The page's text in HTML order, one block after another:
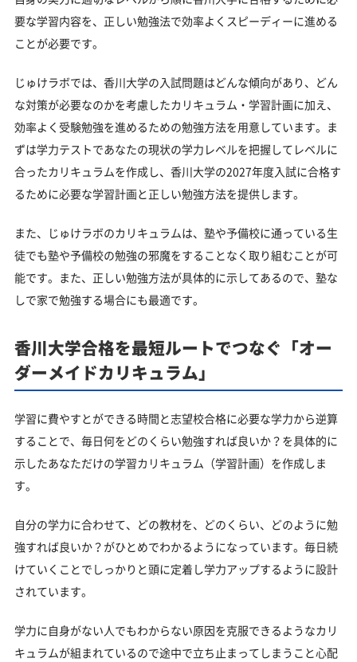
要な学習内容を、正しい勉強法で効率よくスピーディーに進める
ことが必要です。
じゅけラボでは、香川大学の入試問題はどんな傾向があり、どん
な対策が必要なのかを考慮したカリキュラム・学習計画に加え、
効率よく受験勉強を進めるための勉強方法を用意しています。ま
ずは学力テストであなたの現状の学力レベルを把握してレベルに
合ったカリキュラムを作成し、香川大学の2027年度入試に合格す
るために必要な学習計画と正しい勉強方法を提供します。
また、じゅけラボのカリキュラムは、塾や予備校に通っている生
徒でも塾や予備校の勉強の邪魔をすることなく取り組むことが可
能です。また、正しい勉強方法が具体的に示してあるので、塾な
しで家で勉強する場合にも最適です。
香川大学合格を最短ルートでつなぐ「オー
ダーメイドカリキュラム」
学習に費やすとができる時間と志望校合格に必要な学力から逆算
することで、毎日何をどのくらい勉強すれば良いか？を具体的に
示したあなただけの学習カリキュラム（学習計画）を作成しま
す。
自分の学力に合わせて、どの教材を、どのくらい、どのように勉
強すれば良いか？がひとめでわかるようになっています。毎日続
けていくことでしっかりと頭に定着し学力アップするように設計
されています。
学力に自身がない人でもわからない原因を克服できるようなカリ
キュラムが組まれているので途中で立ち止まってしまうこと心配